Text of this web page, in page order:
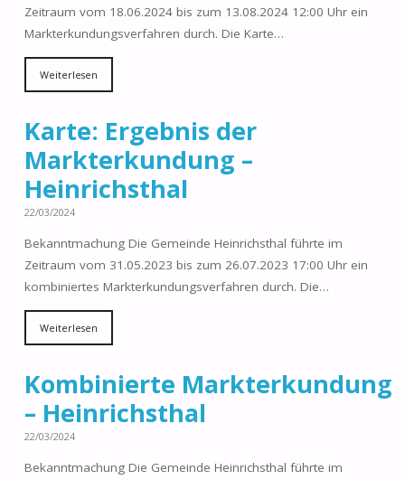
Zeitraum vom 18.06.2024 bis zum 13.08.2024 12:00 Uhr ein
Markterkundungsverfahren durch. Die Karte…
Weiterlesen
Karte: Ergebnis der
Markterkundung –
Heinrichsthal
22/03/2024
Bekanntmachung Die Gemeinde Heinrichsthal führte im
Zeitraum vom 31.05.2023 bis zum 26.07.2023 17:00 Uhr ein
kombiniertes Markterkundungsverfahren durch. Die…
Weiterlesen
Kombinierte Markterkundung
– Heinrichsthal
22/03/2024
Bekanntmachung Die Gemeinde Heinrichsthal führte im